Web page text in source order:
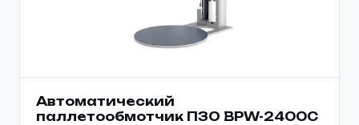
Автоматический
паллетообмотчик ПЗО BPW-2400C